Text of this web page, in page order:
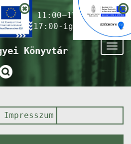
ma:11:00–17:00
17:00-ig)
Könyvtár
Impresszum